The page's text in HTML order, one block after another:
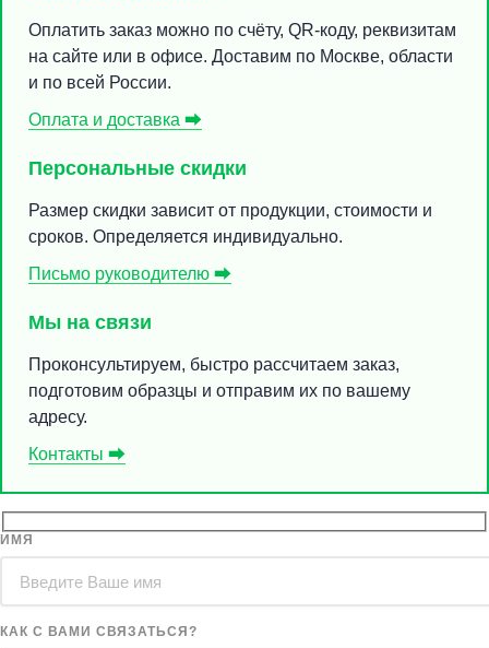
Оплатить заказ можно по счёту, QR-коду, реквизитам
на сайте или в офисе. Доставим по Москве, области
и по всей России.
Оплата и доставка ⮕
Персональные скидки
Размер скидки зависит от продукции, стоимости и
сроков. Определяется индивидуально.
Письмо руководителю ⮕
Мы на связи
Проконсультируем, быстро рассчитаем заказ,
подготовим образцы и отправим их по вашему
адресу.
Контакты ⮕
ИМЯ
КАК С ВАМИ СВЯЗАТЬСЯ?